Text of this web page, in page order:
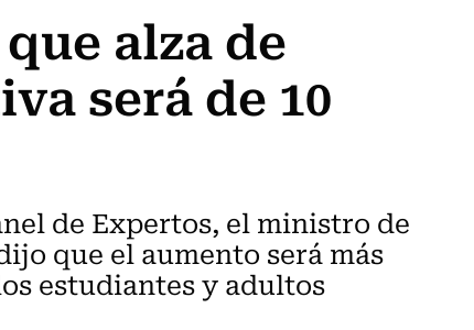
alza de
será de 10
de Expertos, el ministro de
que el aumento será más
estudiantes y adultos